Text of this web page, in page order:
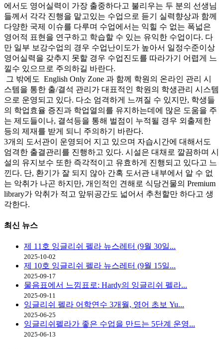
에서도 영어실력이 가장 출중하다고 불리우는 두 분의 선생님
들께서 각각 진행을 맡고있는 수업으로 듣기 실력향상과 함께
다양한 국제 이슈를 다루며 수업에서는 익힐 수 없는 폭넓은
영어적 표현을 연구하고 학습할 수 있는 유익한 수업이다. 다
만 일부 보강수업의 경우 수업난이도가 높아서 일정수준이상
영어실력을 갖추지 못할 경우 수업진도를 따라가기 어렵게 느
낄수 있으므로 주의하길 바란다.
그 밖에도 English Only Zone 과 함께 학원의 온라인 관리 시
스템을 통한 출/결석 관리가 대표적인 학원의 학생관리 시스템
으로 운영되고 있다. 다소 엄격하게 느껴질 수 있지만, 학생들
의 학업효율 증진과 학업열의를 유지하는데에 많은 도움을 주
는 제도들이나, 결석등을 통해 벌점이 누적될 경우 외출제한
등의 제재를 받게 되니 주의하기 바란다.
3개의 도서관이 운영되어 지고 있으며 자습시간에 대해서도
엄격한 출결관리를 진행하고 있다. 시설은 대채로 깔끔하며 시
설의 유지보수 또한 즉각적이고 유효하게 진행되고 있다고 느
낀다. 단, 환기가 잘 되지 않아 간혹 도서관 내부에서 알 수 없
는 악취가 나곤 하지만, 개인적인 견해로 식당건물의 Premium
library가 악취가 적고 앞뒤공간도 넓어서 추천할만 하다고 생
각한다.
최신 뉴스
제 11호 잉글리쉬 펠라 뉴스레터 (9월 30일...
2025-10-02
제 10호 잉글리쉬 펠라 뉴스레터 (9월 15일...
2025-09-17
물음표에서 느낌표로: Hardy의 잉글리쉬 펠라...
2025-09-11
잉글리쉬 펠라 어학연수 3개월, 영어 초보 Yu...
2025-06-25
잉글리쉬펠라가 좋은 수업을 만드는 5단계 운영...
2025-06-13